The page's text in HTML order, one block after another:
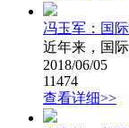
冯玉军：国
近年来，国
2018/06/05
11474
查看详细>>